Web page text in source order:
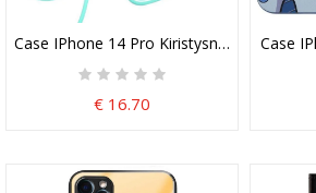
Case IPhone 14 Pro Kiristysnyörillä
€ 16.70
Case